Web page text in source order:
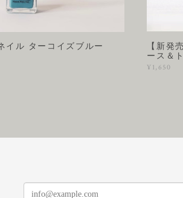
イル ターコイズブルー
【新発
ース＆
¥1,650